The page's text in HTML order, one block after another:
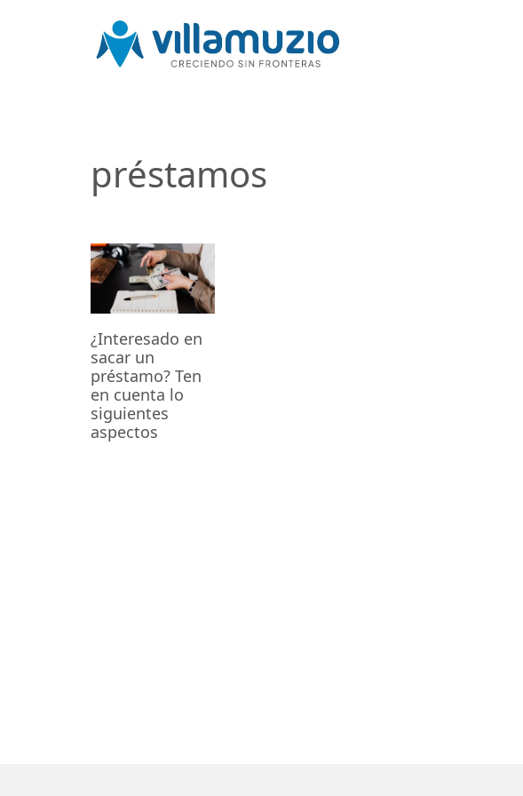
préstamos
¿Interesado en
sacar un
préstamo? Ten
en cuenta lo
siguientes
aspectos